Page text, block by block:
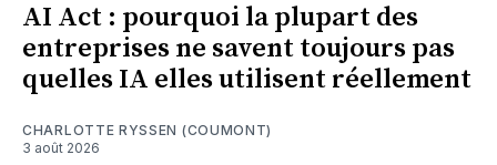
AI Act : pourquoi la plupart des
entreprises ne savent toujours pas
quelles IA elles utilisent réellement
CHARLOTTE RYSSEN (COUMONT)
3 août 2026